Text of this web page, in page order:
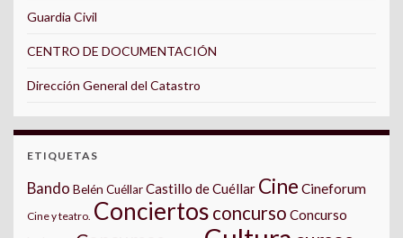
Guardia Civil
CENTRO DE DOCUMENTACIÓN
Dirección General del Catastro
ETIQUETAS
Bando Belén CuéllarCastillo de Cuéllar Cine Cineforum
Cine y teatro. Conciertos concurso Concurso